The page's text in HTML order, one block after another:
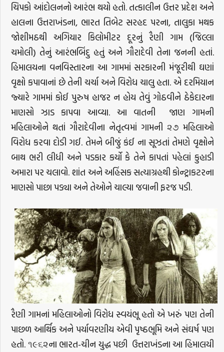
ચિપકો આંદોલનનો આરંભ થયો હતો. તત્કાલીન ઉત્તર પ્રદેશ અને
હાલના ઉત્તરાખંડના, ભારત તિબેટ સરહદ પરના, તાલુકા મથક
જોશીમઠથી અગિયાર કિલોમીટર દૂરનું રૈણી ગામ (જિલ્લા
ચમોલી) તેનું આરંભબિંદુ હતું અને ગૌરાદેવી તેના જનની હતાં.
હિમાલયના વનવિસ્તારના આ ગામમાં સરકારની મંજૂરીથી ઘણાં
વૃક્ષો કપાવાનાં છે તેની ચર્ચા અને વિરોધ ચાલુ હતા. એ દરમિયાન
જ્યારે ગામમાં કોઈ પુરુષ હાજર ન હોય તેવું ગોઠવીને ઠેકેદારના
માણસો ઝાડ કાપવા આવ્યા. આ વાતની જાણ ગામની
મહિલાઓને થતાં ગૌરાદેવીના નેતૃત્વમાં ગામની ૨૭ મહિલાઓ
વિરોધ કરવા દોડી ગઈ. તેમને બીજું કંઈ ના સૂઝતાં તેમણે વૃક્ષોને
બાથ ભરી લીધી અને પડકાર કર્યો કે તેને કાપતાં પહેલાં કુહાડી
અમારા પર ચલાવો. શાંત અને અહિંસક સત્યાગ્રહથી કોન્ટ્રાકટરના
માણસો પાછા પડ્યા અને તેઓને ચાલ્યા જવાની ફરજ પડી.
રૈણી ગામનાં મહિલાઓનો વિરોધ સ્વયંભૂ હતો એ ખરું પણ તેની
પાછળ આર્થિક અને પર્યાવરણીય એવી પૃષ્ઠભૂમિ અને સંઘર્ષ પણ
હતો. ૧૯૬૨ના ભારત-ચીન યુદ્ધ પછી ઉત્તરાખંડના આ હિમાલયી